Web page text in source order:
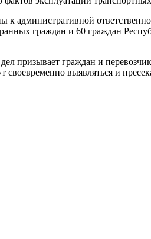
к административной
граждан и 60 граждан
призывает граждан и
своевременно выявляться и